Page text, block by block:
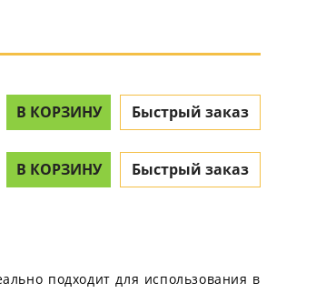
В КОРЗИНУ Быстрый заказ
В КОРЗИНУ Быстрый заказ
подходит для использования в